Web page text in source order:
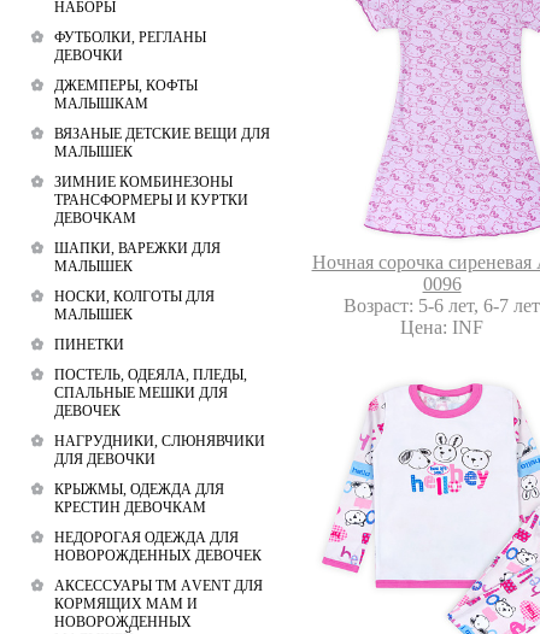
Ночная сорочка сиреневая
0096
Возраст: 5-6 лет, 6-7 лет
Цена: INF
НАБОРЫ
ФУТБОЛКИ, РЕГЛАНЫ
ДЕВОЧКИ
ДЖЕМПЕРЫ, КОФТЫ
МАЛЫШКАМ
ВЯЗАНЫЕ ДЕТСКИЕ ВЕЩИ ДЛЯ
МАЛЫШЕК
ЗИМНИЕ КОМБИНЕЗОНЫ
ТРАНСФОРМЕРЫ И КУРТКИ
ДЕВОЧКАМ
ШАПКИ, ВАРЕЖКИ ДЛЯ
МАЛЫШЕК
НОСКИ, КОЛГОТЫ ДЛЯ
МАЛЫШЕК
ПИНЕТКИ
ПОСТЕЛЬ, ОДЕЯЛА, ПЛЕДЫ,
СПАЛЬНЫЕ МЕШКИ ДЛЯ
ДЕВОЧЕК
НАГРУДНИКИ, СЛЮНЯВЧИКИ
ДЛЯ ДЕВОЧКИ
КРЫЖМЫ, ОДЕЖДА ДЛЯ
КРЕСТИН ДЕВОЧКАМ
НЕДОРОГАЯ ОДЕЖДА ДЛЯ
НОВОРОЖДЕННЫХ ДЕВОЧЕК
АКСЕССУАРЫ ТМ АVENT ДЛЯ
КОРМЯЩИХ МАМ И
НОВОРОЖДЕННЫХ